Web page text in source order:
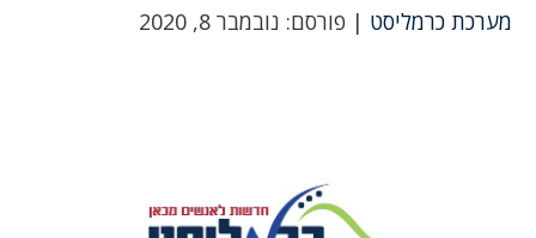
מערכת כרמליסט | פורסם: נובמבר 8, 2020